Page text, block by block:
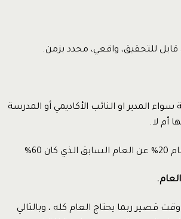
للتحقيق، واقعي، محدد بزمن.
المدير او النائب الأكاديمي أو المدرسة
أم لا.
قصير ربما يحتاج العام كله ، وبالتالي